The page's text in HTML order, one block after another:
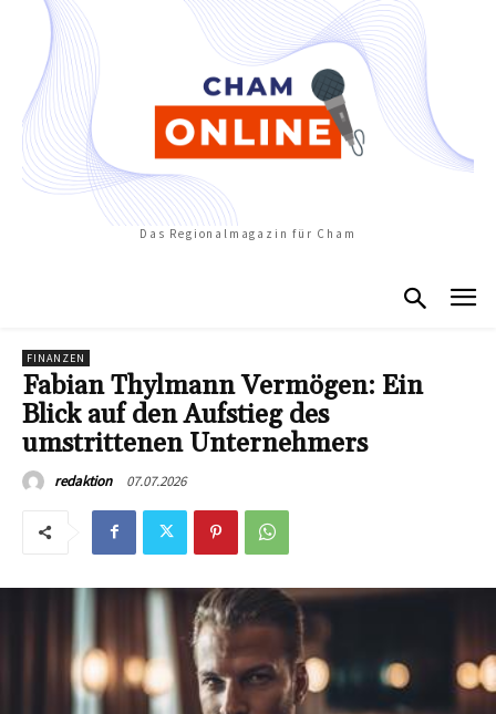
Das Regionalmagazin für Cham
FINANZEN
Fabian Thylmann Vermögen: Ein
Blick auf den Aufstieg des
umstrittenen Unternehmers
redaktion 07.07.2026